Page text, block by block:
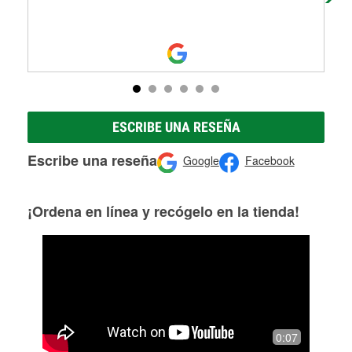
ESCRIBE UNA RESEÑA
Escribe una reseña Google Facebook
¡Ordena en línea y recógelo en la tienda!
0:07